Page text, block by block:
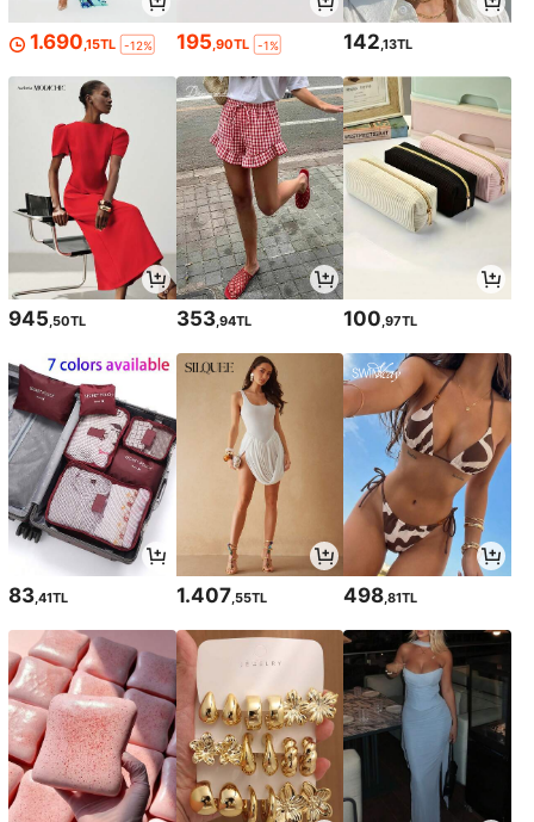
1.690 ,15TL -12% 195 ,90TL -1% 142 ,13TL
945,50TL 353,94TL 100,97TL
83,41TL 1.407,55TL 498,81TL